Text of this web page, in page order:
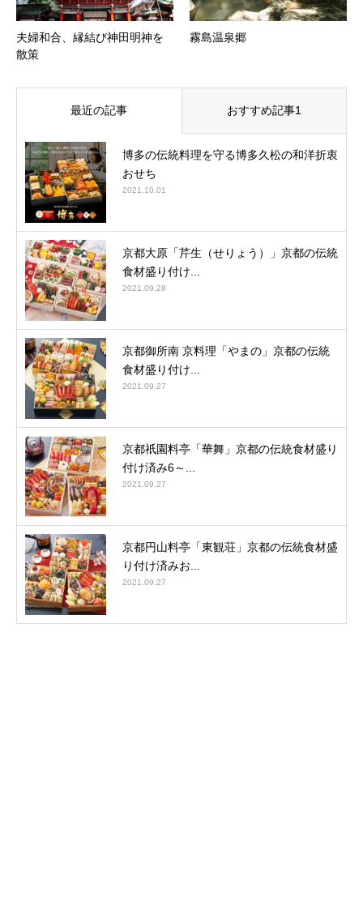
夫婦和合、縁結び神田明神を
散策
霧島温泉郷
最近の記事 おすすめ記事1
博多の伝統料理を守る博多久松の和洋折衷
おせち
2021.10.01
京都大原「芹生（せりょう）」京都の伝統
食材盛り付け...
2021.09.28
京都御所南 京料理「やまの」京都の伝統
食材盛り付け...
2021.09.27
京都祇園料亭「華舞」京都の伝統食材盛り
付け済み6～...
2021.09.27
京都円山料亭「東観荘」京都の伝統食材盛
り付け済みお...
2021.09.27